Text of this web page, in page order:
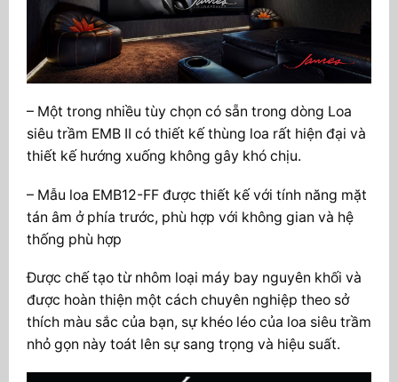
– Một trong nhiều tùy chọn có sẵn trong dòng Loa
siêu trầm EMB II có thiết kế thùng loa rất hiện đại và
thiết kế hướng xuống không gây khó chịu.
– Mẫu loa EMB12-FF được thiết kế với tính năng mặt
tán âm ở phía trước, phù hợp với không gian và hệ
thống phù hợp
Được chế tạo từ nhôm loại máy bay nguyên khối và
được hoàn thiện một cách chuyên nghiệp theo sở
thích màu sắc của bạn, sự khéo léo của loa siêu trầm
nhỏ gọn này toát lên sự sang trọng và hiệu suất.